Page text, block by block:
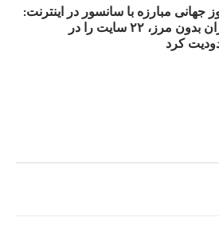
روز جهانی مبارزه با سانسور در اینترنت:
#آزادی هم‌آیند گزارشگران‌ بدون مرز، ۲۲ سایت را در
کرد